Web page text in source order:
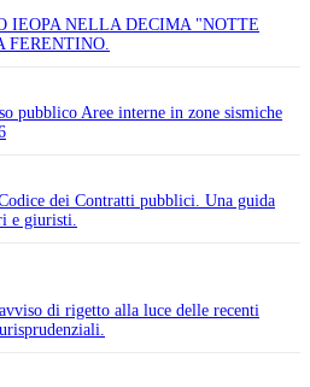
IEOPA NELLA DECIMA "NOTTE
FERENTINO.
pubblico Aree interne in zone sismiche
dei Contratti pubblici. Una guida
e giuristi.
di rigetto alla luce delle recenti